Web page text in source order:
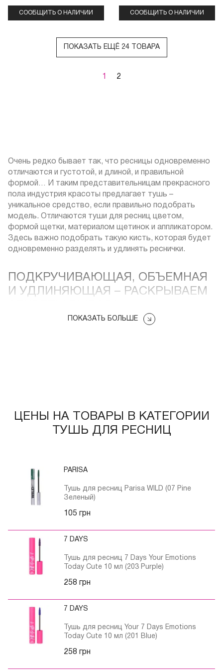
СООБЩИТЬ О НАЛИЧИИ СООБЩИТЬ О НАЛИЧИИ
ПОКАЗАТЬ ЕЩЁ 24 ТОВАРА
1 2
Очень редко бывает так, что ресницы одновременно
отличаются и густотой, и длиной, и правильной
формой… И таким представительницам прекрасного
пола индустрия красоты предлагает тушь –
уникальное средство, если правильно подобрать
модель. Отличаются туши для ресниц цветом,
формой щетки, материалом щетинок и аппликатором.
Здесь важно подобрать такую кисть, которая будет
одновременно разделять и удлинять реснички.
ПОДКРУЧИВАЮЩАЯ, ОБЪЕМНАЯ
И УДЛИНЯЮЩАЯ – РАСКРЫВАЕМ
КАЧЕСТВЕННОГО СРЕДСТВА
В beauty-индустрии тушь считается универсальным
средством, ведь подходит и обладательницам
В каталогах современных производителей
предложены различные вариации тушей, здесь можно
подобрать:
Удлиняющую;
Подкручивающую тушь.
ОБЪЕМНАЯ ТУШЬ – А ЗДЕСЬ
НАЗВАНИЕ ГОВОРИТ САМО ЗА
Самой популярной разновидностью является
объемная разновидность туши для ресниц. Она
подходит для мягких и редких ресничек. Основное
отличие – густая и плотная щеточка, внешне
напоминающая ершик.
ПОКАЗАТЬ БОЛЬШЕ
ЦЕНЫ НА ТОВАРЫ В КАТЕГОРИИ
ТУШЬ ДЛЯ РЕСНИЦ
PARISA
Тушь для ресниц Parisa WILD (07 Pine
Зеленый)
105 грн
7 DAYS
Тушь для ресниц 7 Days Your Emotions
Today Cute 10 мл (203 Purple)
258 грн
7 DAYS
Тушь для ресниц Your 7 Days Emotions
Today Cute 10 мл (201 Blue)
258 грн